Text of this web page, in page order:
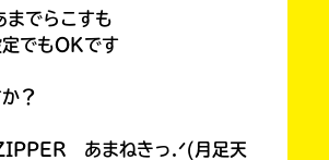
でらこすも
でもOKです
？
あまねきっ.ᐟ(月足天